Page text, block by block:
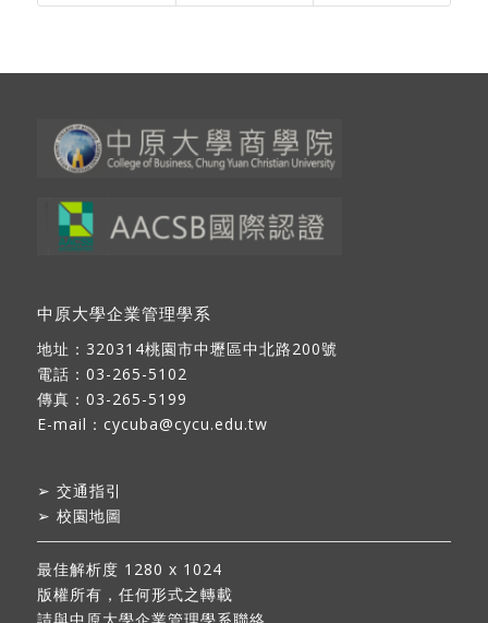
中原大學企業管理學系
地址： 320314桃園市中壢區中北路200號
電話：03-265-5102
傳真：03-265-5199
E-mail： cycuba@cycu.edu.tw
➢ 交通指引
➢ 校園地圖
最佳解析度 1280 x 1024
版權所有，任何形式之轉載